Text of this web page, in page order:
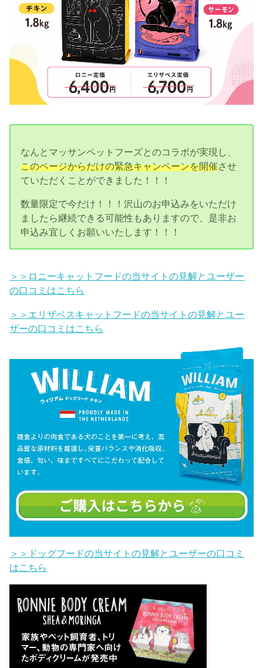
なんとマッサンペットフーズとのコラボが実現し、
このページからだけの緊急キャンペーンを開催させ
ていただくことができました！！！
数量限定で今だけ！！！沢山のお申込みをいただけ
ましたら継続できる可能性もありますので、是非お
申込み宜しくお願いいたします！！！
＞＞ロニーキャットフードの当サイトの見解とユーザー
の口コミはこちら
＞＞エリザベスキャットフードの当サイトの見解とユー
ザーの口コミはこちら
＞＞ドッグフードの当サイトの見解とユーザーの口コミ
はこちら